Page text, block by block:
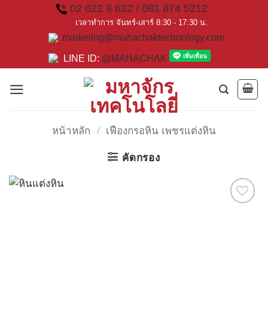
02 622 9 622 / 081 874 5212
เวลาทำการ จันทร์-เสาร์ 8:30 - 17:30 น.
marketing@mahachaktechnology.com
LINE ID: @MAHACHAK
หน้าหลัก / เฟืองกรอหิน เพชรแต่งหิน
คัดกรอง